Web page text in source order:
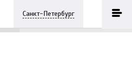
Санкт-ПетербургПОЗВОНИТЬ